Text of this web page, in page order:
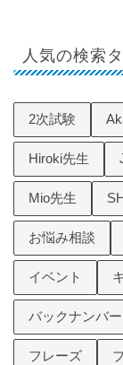
人気の検索
2次試験
Hiroki先生
Mio先生
お悩み相談
イベント
バックナンバー
フレーズ